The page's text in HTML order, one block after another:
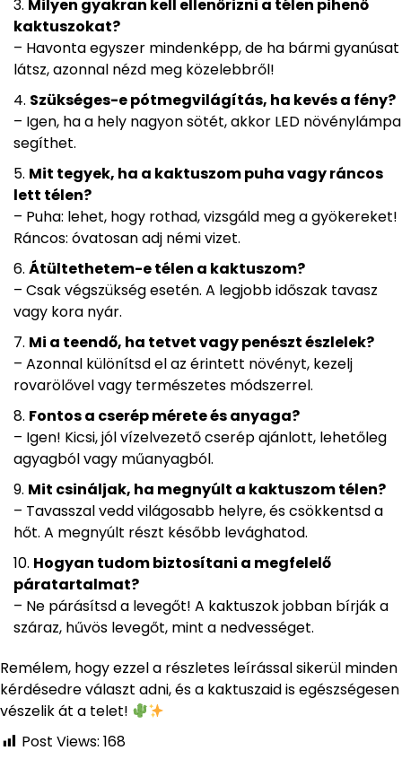
Milyen gyakran kell ellenőrizni a télen pihenő
kaktuszokat?
– Havonta egyszer mindenképp, de ha bármi gyanúsat
látsz, azonnal nézd meg közelebbről!
Szükséges-e pótmegvilágítás, ha kevés a fény?
– Igen, ha a hely nagyon sötét, akkor LED növénylámpa
segíthet.
Mit tegyek, ha a kaktuszom puha vagy ráncos
lett télen?
– Puha: lehet, hogy rothad, vizsgáld meg a gyökereket!
Ráncos: óvatosan adj némi vizet.
Átültethetem-e télen a kaktuszom?
– Csak végszükség esetén. A legjobb időszak tavasz
vagy kora nyár.
Mi a teendő, ha tetvet vagy penészt észlelek?
– Azonnal különítsd el az érintett növényt, kezelj
rovarölővel vagy természetes módszerrel.
Fontos a cserép mérete és anyaga?
– Igen! Kicsi, jól vízelvezető cserép ajánlott, lehetőleg
agyagból vagy műanyagból.
Mit csináljak, ha megnyúlt a kaktuszom télen?
– Tavasszal vedd világosabb helyre, és csökkentsd a
hőt. A megnyúlt részt később levághatod.
Hogyan tudom biztosítani a megfelelő
páratartalmat?
– Ne párásítsd a levegőt! A kaktuszok jobban bírják a
száraz, hűvös levegőt, mint a nedvességet.
Remélem, hogy ezzel a részletes leírással sikerül minden
kérdésedre választ adni, és a kaktuszaid is egészségesen
vészelik át a telet!
Post Views: 168